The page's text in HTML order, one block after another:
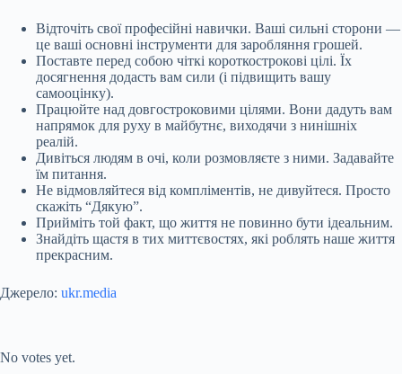
Відточіть свої професійні навички. Ваші сильні сторони —
це ваші основні інструменти для заробляння грошей.
Поставте перед собою чіткі короткострокові цілі. Їх
досягнення додасть вам сили (і підвищить вашу
самооцінку).
Працюйте над довгостроковими цілями. Вони дадуть вам
напрямок для руху в майбутнє, виходячи з нинішніх
реалій.
Дивіться людям в очі, коли розмовляєте з ними. Задавайте
їм питання.
Не відмовляйтеся від компліментів, не дивуйтеся. Просто
скажіть “Дякую”.
Прийміть той факт, що життя не повинно бути ідеальним.
Знайдіть щастя в тих миттєвостях, які роблять наше життя
прекрасним.
Джерело: ukr.media
No votes yet.